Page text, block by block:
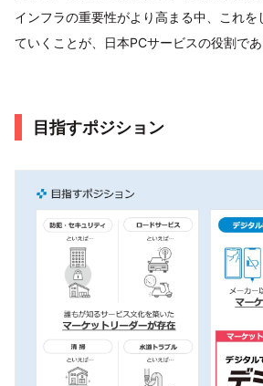
インフラの重要性がより高まる中、これを
ていくことが、日本PCサービスの役割であ
目指すポジション